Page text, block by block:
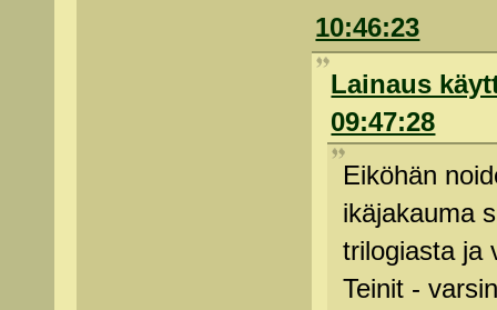
10:46:23
Lainaus
09:47:28
Eiköhän
ikäjakauma
trilogiasta ja
Teinit -